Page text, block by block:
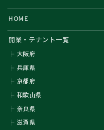
HOME
開業・テナント一覧
大阪府
兵庫県
京都府
和歌山県
奈良県
滋賀県